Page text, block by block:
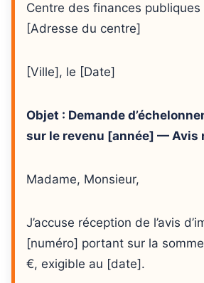
Centre des finances publiques
[Adresse du centre]
[Ville], le [Date]
Objet : Demande
sur le revenu [année] — Avis
Madame, Monsieur,
J’accuse réception de l’avis
[numéro] portant sur la
€, exigible au [date].